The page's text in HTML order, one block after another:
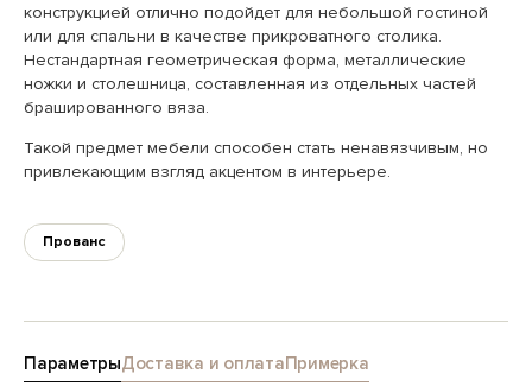
конструкцией отлично подойдет для небольшой гостиной
или для спальни в качестве прикроватного столика.
Нестандартная геометрическая форма, металлические
ножки и столешница, составленная из отдельных частей
брашированного вяза.
Такой предмет мебели способен стать ненавязчивым, но
привлекающим взгляд акцентом в интерьере.
Прованс
ПараметрыДоставка и оплатаПримерка